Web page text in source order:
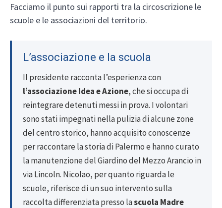
Facciamo il punto sui rapporti tra la circoscrizione le
scuole e le associazioni del territorio.
L’associazione e la scuola
Il presidente racconta l’esperienza con
l’associazione Idea e Azione, che si occupa di
reintegrare detenuti messi in prova. I volontari
sono stati impegnati nella pulizia di alcune zone
del centro storico, hanno acquisito conoscenze
per raccontare la storia di Palermo e hanno curato
la manutenzione del Giardino del Mezzo Arancio in
via Lincoln. Nicolao, per quanto riguarda le
scuole, riferisce di un suo intervento sulla
raccolta differenziata presso lascuola Madre